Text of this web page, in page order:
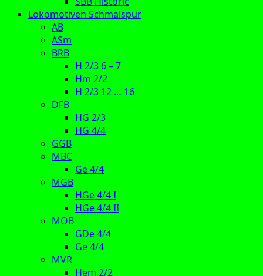
Lokomotiven Schmalspur
AB
ASm
BRB
H 2/3 6 – 7
Hm 2/2
H 2/3 12 … 16
DFB
HG 2/3
HG 4/4
GGB
MBC
Ge 4/4
MGB
HGe 4/4 I
HGe 4/4 II
MOB
GDe 4/4
Ge 4/4
MVR
Hem 2/2